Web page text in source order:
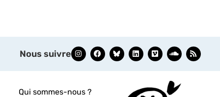
Nous suivre
Qui sommes-nous ?